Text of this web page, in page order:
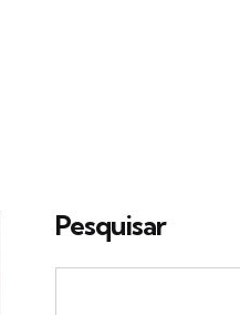
Pesquisar